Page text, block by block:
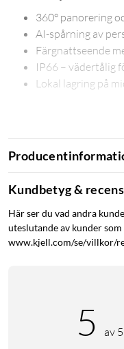
360° panorering
AI-spårning av
Färgnattseende
IP66 – vädertålig
Lokal lagring på
Med 360 graders
kameror – en enda
Inbyggd AI skiljer på
eller skuggor. Vid en
Kundbetyg &
Här ser du vad andra
uteslutande av kunder
www.kjell.com/se/villkor/
5 av 5